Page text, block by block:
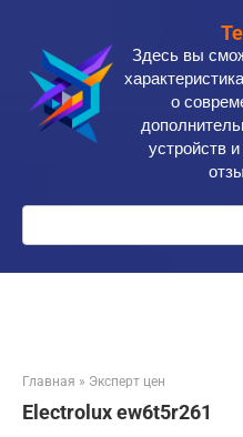
контенту
Здесь вы
о
устройств
Поиск:
Главная » Эксперт цен
Electrolux ew6t5r261